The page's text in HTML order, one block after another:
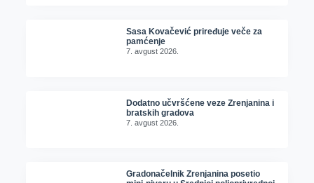
Sasa Kovačević priređuje veče za
pamćenje
7. avgust 2026.
Dodatno učvršćene veze Zrenjanina i
bratskih gradova
7. avgust 2026.
Gradonačelnik Zrenjanina posetio